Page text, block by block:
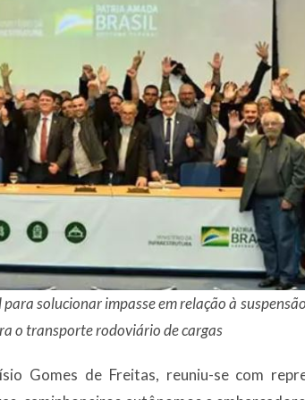
solucionar impasse em relação à
o transporte rodoviário de cargas
Gomes de Freitas, reuniu-se com